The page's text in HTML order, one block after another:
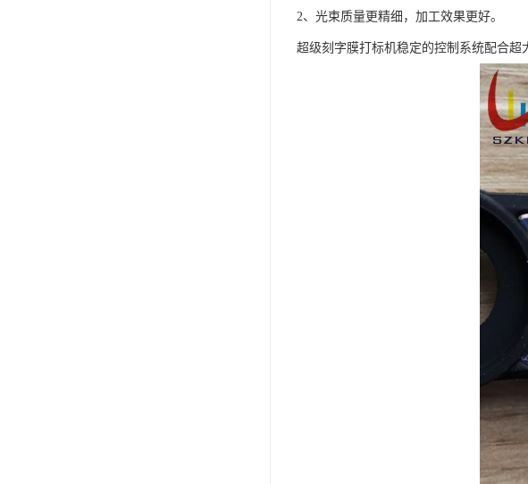
2、光束质量更精细，加工效果更好。
超级刻字膜打标机稳定的控制系统配合超